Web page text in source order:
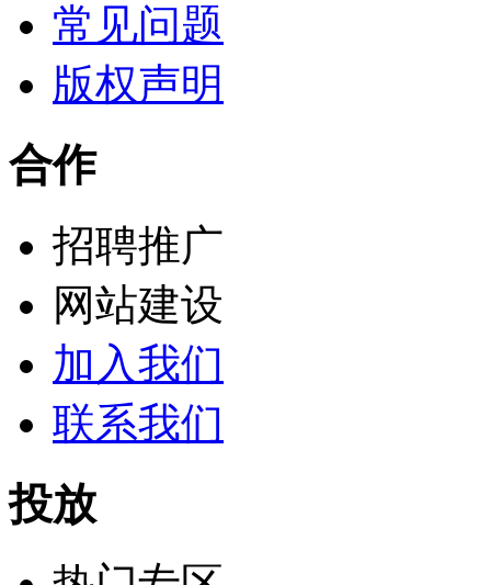
常见问题
版权声明
合作
招聘推广
网站建设
加入我们
联系我们
投放